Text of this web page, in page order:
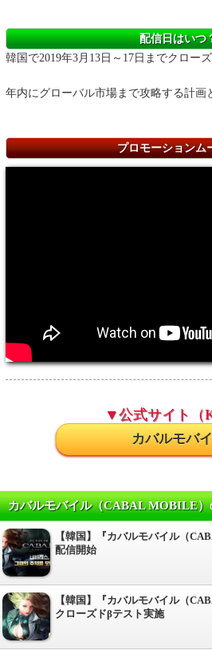
配信日はいつ
韓国で2019年3月13日～17日までクロー
年内にグローバル市場まで攻略する計画
プロモーションム
▼公式サイト（
カバルモバ
カバルモバイル（CABAL MOBILE）
【韓国】『カバルモバイル（
配信開始
【韓国】『カバルモバイル（
クローズドβテスト実施